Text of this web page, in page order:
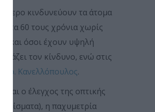
κινδυνεύουν τα άτομα
τα 60 τους χρόνια χωρίς
και όσοι έχουν υψηλή
τον κίνδυνο, ενώ στις
Δρ. Κανελλόπουλος.
ο έλεγχος της οπτικής
η παχυμετρία